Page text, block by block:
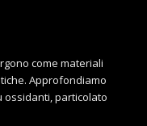
come materiali
Approfondiamo
ossidanti, particolato